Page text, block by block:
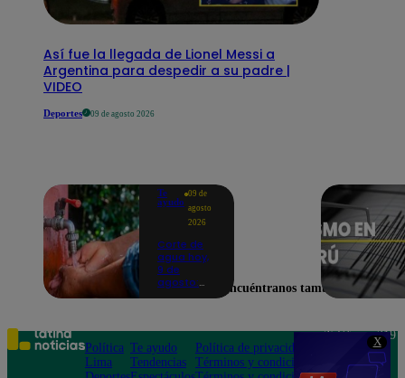
X
Así fue la llegada de Lionel Messi a
Argentina para despedir a su padre |
VIDEO
Deportes 09 de agosto 2026
Te
ayudo
09 de
agosto
2026
Corte de
agua hoy,
9 de
agosto:
sin el
servicio de
Sedapal
Encuéntranos también en
Política
Lima
Te ayudo
Tendencias
Política de privacidad
Términos y condiciones
Teléfono: 219
Av. San